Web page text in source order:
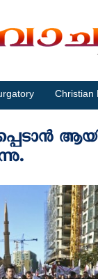
Christian